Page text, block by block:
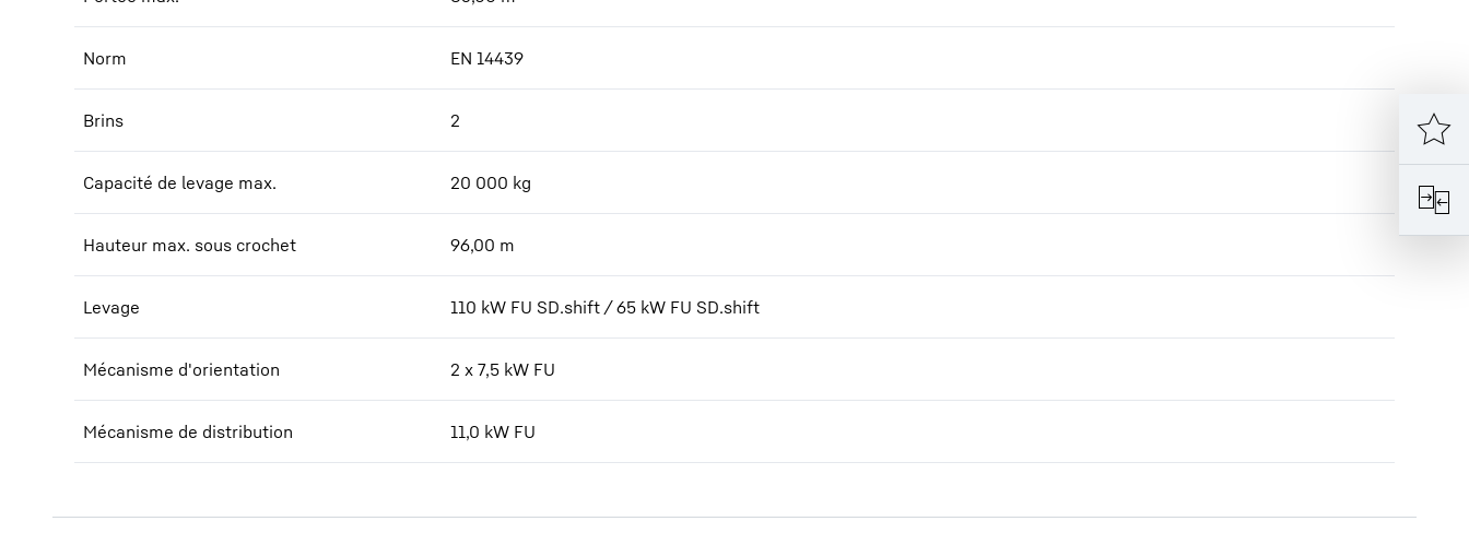
Norm EN 14439
Brins 2
Capacité de levage max. 20 000 kg
Hauteur max. sous crochet 96,00 m
Levage 110 kW FU SD.shift / 65 kW FU SD.shift
Mécanisme d'orientation 2 x 7,5 kW FU
Mécanisme de distribution 11,0 kW FU